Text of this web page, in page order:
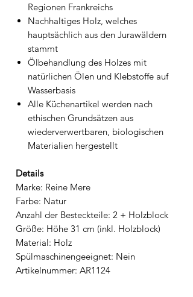
Regionen Frankreichs
Nachhaltiges Holz, welches
hauptsächlich aus den Jurawäldern
stammt
Ölbehandlung des Holzes mit
natürlichen Ölen und Klebstoffe auf
Wasserbasis
Alle Küchenartikel werden nach
ethischen Grundsätzen aus
wiederverwertbaren, biologischen
Materialien hergestellt
Details
Marke: Reine Mere
Farbe: Natur
Anzahl der Besteckteile: 2 + Holzblock
Größe: Höhe 31 cm (inkl. Holzblock)
Material: Holz
Spülmaschinengeeignet: Nein
Artikelnummer: AR1124